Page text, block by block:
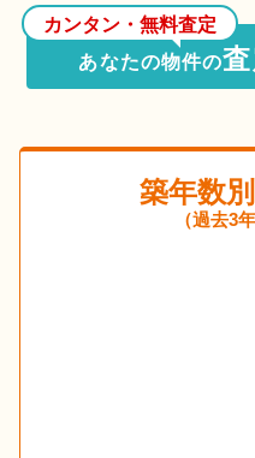
カンタン・無料査定
あなたの物件の
築年数
（過去3